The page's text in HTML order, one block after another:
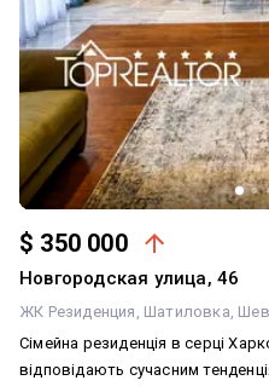
$ 350 000
Новгородская улица, 46
ЖК Резиденция Шатиловка
Сімейна резиденція в серці Харкова Є
відповідають сучасним